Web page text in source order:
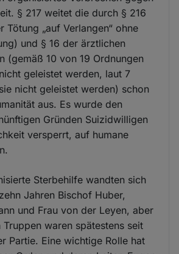
§ 217 weitet die durch § 216
Tötung „auf Verlangen“ ohne
und § 16 der ärztlichen
(gemäß 10 von 19 Ordnungen
geleistet werden, laut 7
nicht geleistet werden) schon
aus. Es wurde den
Gründen Suizidwilligen
versperrt, auf humane
Sterbehilfe wandten sich
Jahren Bischof Huber,
und Frau von der Leyen, aber
waren spätestens seit
Partie. Eine wichtige Rolle hat